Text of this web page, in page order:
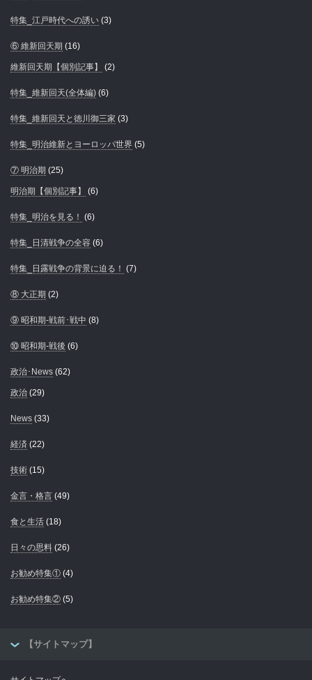
特集_江戸時代への誘い (3)
⑥ 維新回天期 (16)
維新回天期【個別記事】 (2)
特集_維新回天(全体編) (6)
特集_維新回天と徳川御三家 (3)
特集_明治維新とヨーロッパ世界 (5)
⑦ 明治期 (25)
明治期【個別記事】 (6)
特集_明治を見る！ (6)
特集_日清戦争の全容 (6)
特集_日露戦争の背景に迫る！ (7)
⑧ 大正期 (2)
⑨ 昭和期-戦前･戦中 (8)
⑩ 昭和期-戦後 (6)
政治･News (62)
政治 (29)
News (33)
経済 (22)
技術 (15)
金言・格言 (49)
食と生活 (18)
日々の思料 (26)
お勧め特集① (4)
お勧め特集② (5)
【サイトマップ】